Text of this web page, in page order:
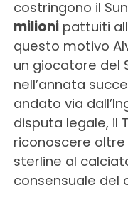
costringono il
milionipattuiti
questo motivo
un giocatore del
nell’annata
andato via
disputa legale, il
riconoscere
sterline al
consensuale del